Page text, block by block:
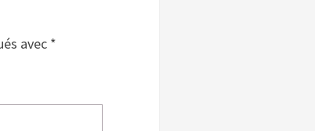
avec *